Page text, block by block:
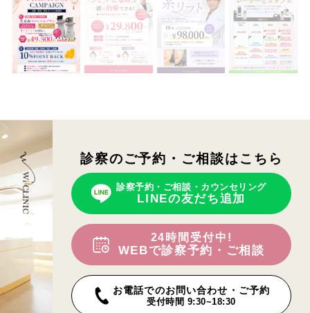
診察のご予約・ご相談はこちら
診察予約・ご相談・カウンセリング
LINEの友だち追加
24時間受付中!
WEBで診察予約・ご相談
お電話でのお問い合わせ・ご予約
受付時間 9:30~18:30